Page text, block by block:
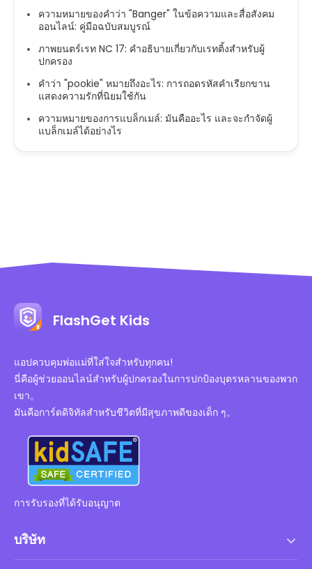
ความหมายของคำว่า "Banger" ในข้อความและสื่อสังคม
ออนไลน์: คู่มือฉบับสมบูรณ์
ภาพยนตร์เรท NC 17: คำอธิบายเกี่ยวกับเรทติ้งสำหรับผู้
ปกครอง
คำว่า "pookie" หมายถึงอะไร: การถอดรหัสคำเรียกขาน
แสดงความรักที่นิยมใช้กัน
ความหมายของการแบล็กเมล์: มันคืออะไร และจะกำจัดผู้
แบล็กเมล์ได้อย่างไร
FlashGet Kids
แอปควบคุมพ่อแม่ที่ใส่ใจสำหรับทุกคน!
นี่คือผู้ช่วยออนไลน์สำหรับผู้ปกครองในการปกป้องบุตรหลานของพวก
เขา。
มันคือการ์ดดิจิทัลสำหรับชีวิตที่มีสุขภาพดีของเด็ก ๆ。
การรับรองที่ได้รับอนุญาต
บริษัท